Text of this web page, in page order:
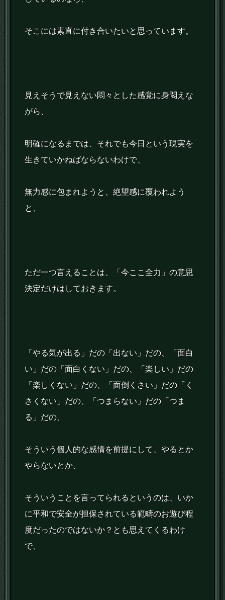
そこには素直に付き合いたいと思っています。
見えそうで見えない悶々とした感覚に身悶えな
がら、
明確になるまでは、それでも今日という現実を
生きていかねばならないわけで、
無力感に包まれようと、絶望感に覆われよう
と、
ただ一つ言えることは、「今ここ全力」の意思
決定だけはしておきます。
「やる気が出る」だの「出ない」だの、「面白
い」だの「面白くない」だの、「楽しい」だの
「楽しくない」だの、「面倒くさい」だの「く
さくない」だの、「つまらない」だの「つま
る」だの、
そういう個人的な感情を前提にして、やるとか
やらないとか、
そういうことを言ってられるというのは、いか
に平和で安全が担保されている範疇のお遊び程
度だったのではないか？とも思えてくるわけ
で、